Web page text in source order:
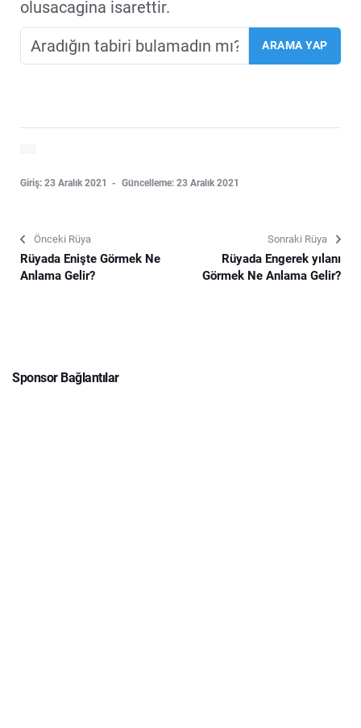
olusacagina isarettir.
Giriş: 23 Aralık 2021 Güncelleme: 23 Aralık 2021
Önceki Rüya
Rüyada Enişte Görmek Ne
Anlama Gelir?
Sonraki Rüya
Rüyada Engerek yılanı
Görmek Ne Anlama Gelir?
Sponsor Bağlantılar